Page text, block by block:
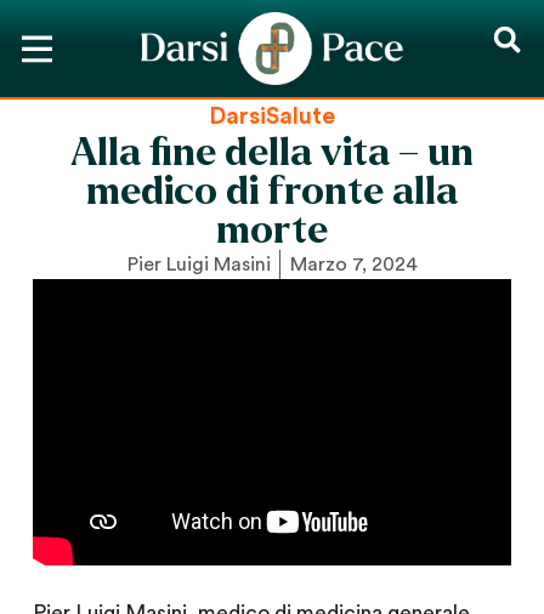
DarsiSalute
Alla fine della vita – un
medico di fronte alla
morte
Pier Luigi Masini Marzo 7, 2024